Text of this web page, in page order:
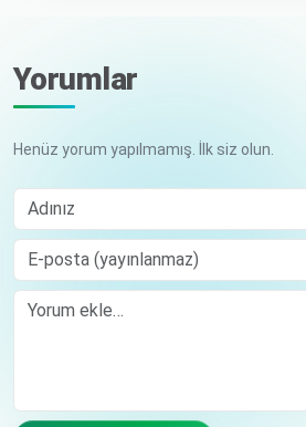
Yorumlar
Henüz yorum yapılmamış. İlk siz olun.
Adınız
E-posta (yayınlanmaz)
Comment